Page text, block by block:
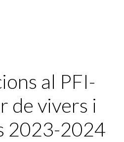
al PFI-
de vivers i
2023-2024